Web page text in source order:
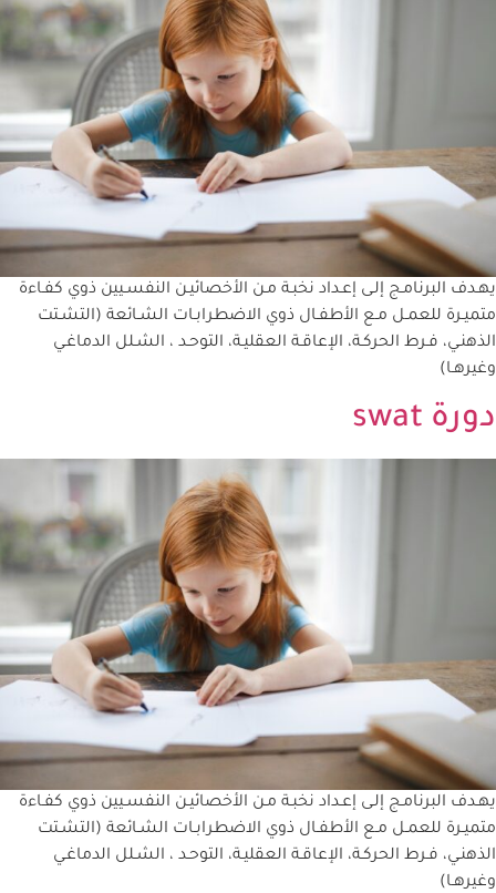
يهـدف البرنامـج إلـى إعـداد نخبـة مـن الأخصائيـن النفسـيين ذوي كفـاءة
متميـرة للعمـل مـع الأطفـال ذوي الاضطرابـات الشـائعة (التشـتت
الذهنـي، فـرط الحركـة، الإعاقـة العقليـة، التوحـد ، الشـلل الدماغـي
وغيرهـا)
دورة swat
يهـدف البرنامـج إلـى إعـداد نخبـة مـن الأخصائيـن النفسـيين ذوي كفـاءة
متميـرة للعمـل مـع الأطفـال ذوي الاضطرابـات الشـائعة (التشـتت
الذهنـي، فـرط الحركـة، الإعاقـة العقليـة، التوحـد ، الشـلل الدماغـي
وغيرهـا)